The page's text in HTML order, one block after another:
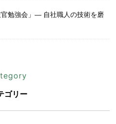
勉強会」― 自社職人の技術を磨
ゴリー